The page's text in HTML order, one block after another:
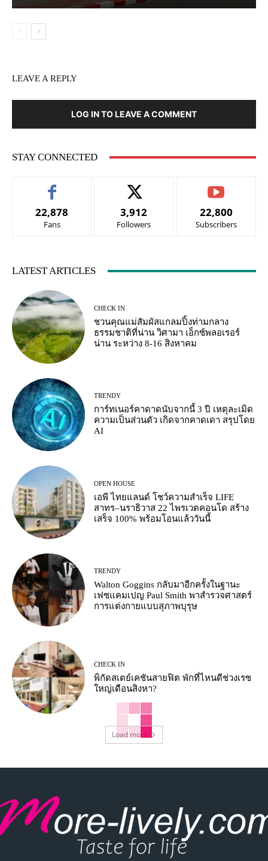
LEAVE A REPLY
LOG IN TO LEAVE A COMMENT
STAY CONNECTED
22,878
Fans
3,912
Followers
22,800
Subscribers
LATEST ARTICLES
CHECK IN
ชวนคุณแม่สัมผัสแกลมปิ้งท่ามกลาง
ธรรมชาติที่น่าน วิศามา เอ็กซ์พลอเรอร์
น่าน ระหว่าง 8-16 สิงหาคม
TRENDY
การ์ทเนอร์คาดาดนับจากนี้ 3 ปี เหตุละเมิด
ความเป็นส่วนตัว เกิดจากคาดเดา สรุปโดย
AI
OPEN HOUSE
เอพี ไทยแลนด์ โชว์ความสำเร็จ LIFE
สาทร–นราธิวาส 22 ไพรเวตคอนโด สร้าง
เสร็จ 100% พร้อมโอนแล้ววันนี้
TRENDY
Walton Goggins กลับมาอีกครั้งในฐานะ
เฟซแคมเปญ Paul Smith พาสำรวจศาสตร์
การแต่งกายแบบสุภาพบุรุษ
CHECK IN
พิกัดสเตย์เคชันสายฟิต พักที่ไหนดีช่วงเรซ
ใหญ่เดือนสิงหา?
Load more